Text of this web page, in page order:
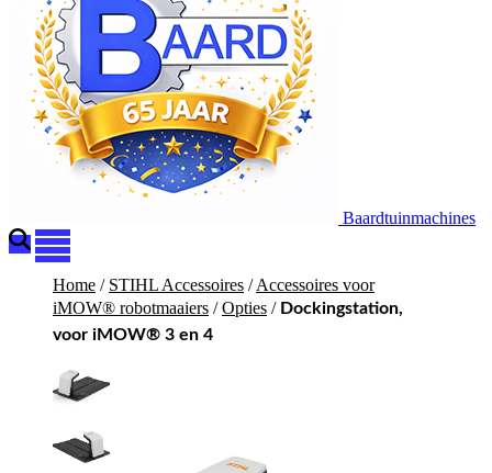
Baardtuinmachines
Home / STIHL Accessoires /Accessoires voor
iMOW® robotmaaiers /Opties / Dockingstation,
voor iMOW® 3 en 4